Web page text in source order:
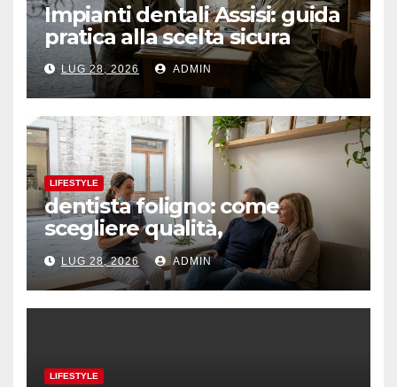
Impianti dentali Assisi: guida
pratica alla scelta sicura
LUG 28, 2026 ADMIN
LIFESTYLE
dentista foligno: come
scegliere qualità,
prevenzione e fiducia
LUG 28, 2026 ADMIN
LIFESTYLE